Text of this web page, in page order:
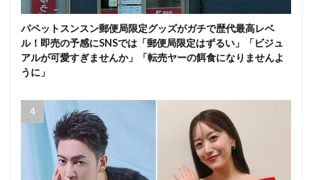
パペットスンスン郵便局限定グッズがガチで歴代最高レベ
ル！即売の予感にSNSでは「郵便局限定はずるい」「ビジュ
アルが可愛すぎませんか」「転売ヤーの餌食になりませんよ
うに」